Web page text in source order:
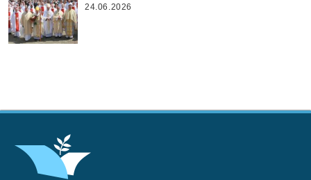
24.06.2026